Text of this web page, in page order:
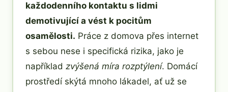
každodenního kontaktu s lidmi
demotivující a vést k pocitům
osamělosti. Práce z domova přes internet
s sebou nese i specifická rizika, jako je
například zvýšená míra rozptýlení. Domácí
prostředí skýtá mnoho lákadel, ať už se